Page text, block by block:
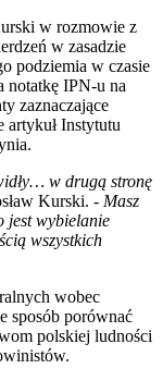
w rozmowie z
w zasadzie
podziemia w czasie
notatkę IPN-u na
zaznaczające
artykuł Instytutu
w drugą stronę
Kurski. - Masz
jest wybielanie
wszystkich
wobec
sposób porównać
polskiej ludności